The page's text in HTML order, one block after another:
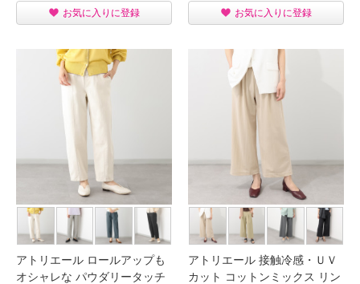
お気に入りに登録 お気に入りに登録
アトリエール ロールアップも
オシャレな パウダリータッチ
アトリエール 接触冷感・ＵＶ
カット コットンミックス リン